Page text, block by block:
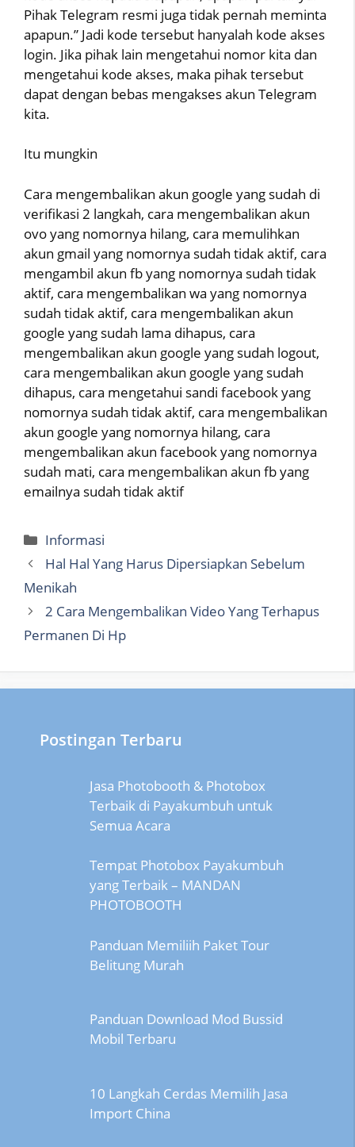
Pihak Telegram resmi juga tidak pernah meminta
apapun.” Jadi kode tersebut hanyalah kode akses
login. Jika pihak lain mengetahui nomor kita dan
mengetahui kode akses, maka pihak tersebut
dapat dengan bebas mengakses akun Telegram
kita.
Itu mungkin
Cara mengembalikan akun google yang sudah di
verifikasi 2 langkah, cara mengembalikan akun
ovo yang nomornya hilang, cara memulihkan
akun gmail yang nomornya sudah tidak aktif, cara
mengambil akun fb yang nomornya sudah tidak
aktif, cara mengembalikan wa yang nomornya
sudah tidak aktif, cara mengembalikan akun
google yang sudah lama dihapus, cara
mengembalikan akun google yang sudah logout,
cara mengembalikan akun google yang sudah
dihapus, cara mengetahui sandi facebook yang
nomornya sudah tidak aktif, cara mengembalikan
akun google yang nomornya hilang, cara
mengembalikan akun facebook yang nomornya
sudah mati, cara mengembalikan akun fb yang
emailnya sudah tidak aktif
Categories
Informasi
Hal Hal Yang Harus Dipersiapkan Sebelum
Menikah
2 Cara Mengembalikan Video Yang Terhapus
Permanen Di Hp
Postingan Terbaru
Jasa Photobooth & Photobox
Terbaik di Payakumbuh untuk
Semua Acara
Tempat Photobox Payakumbuh
yang Terbaik – MANDAN
PHOTOBOOTH
Panduan Memiliih Paket Tour
Belitung Murah
Panduan Download Mod Bussid
Mobil Terbaru
10 Langkah Cerdas Memilih Jasa
Import China